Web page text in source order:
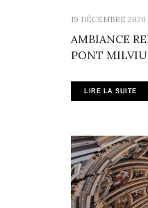
19 DÉCEMBRE 2020
AMBIANCE
PONT
LIRE LA SUITE